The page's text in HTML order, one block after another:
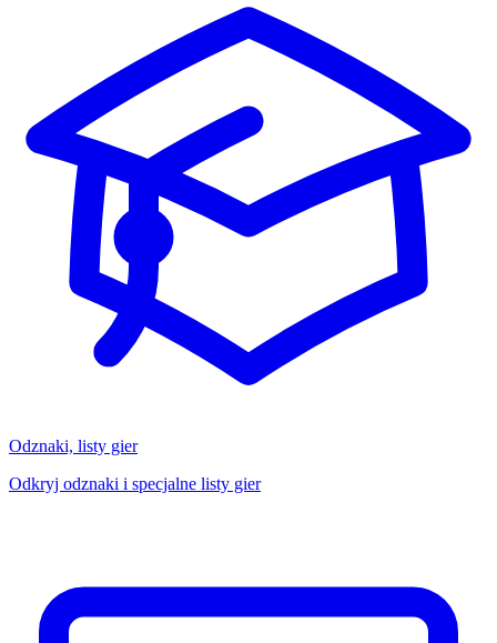
Odznaki, listy gier
Odkryj odznaki i specjalne listy gier